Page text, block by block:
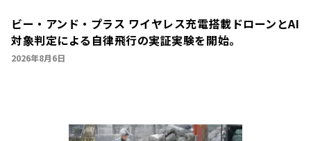
ビー・アンド・プラス ワイヤレス充電搭載ドローンとAI
対象判定による自律飛行の実証実験を開始。
2026年8月6日